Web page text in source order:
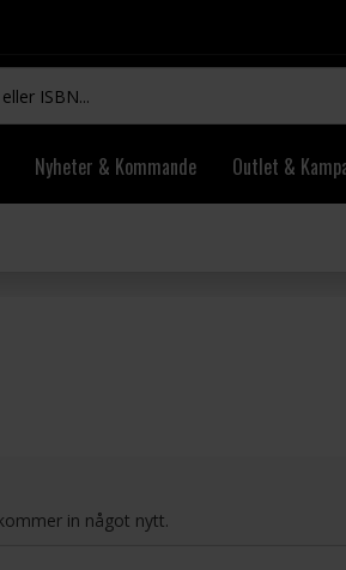
Nyheter & Kommande Outlet &
in något nytt.